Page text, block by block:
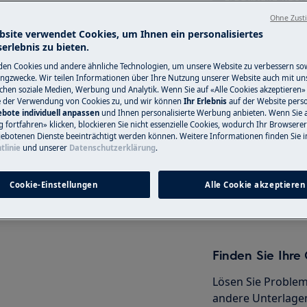
im Benutzerhandbuch
durchführen.
das Gerät und ziehe den
Service-
Haben Sie ein
nicht selbst lösen
Termin mit
Servicetechniker.
Service-
Finden Sie Ihre
Lösen Sie
andere
verwendet Cookies, um Ihnen ein personalisiertes
zu bieten.
Cookies und andere ähnliche Technologien, um unsere Website zu verbessern
Wir teilen Informationen über Ihre Nutzung unserer Website auch mit
soziale Medien, Werbung und Analytik. Wenn Sie auf «Alle Cookies
der Verwendung von Cookies zu, und wir können Ihr Erlebnis auf der Website
individuell anpassen und Ihnen personalisierte Werbung anbieten. Wenn Sie
fortfahren» klicken, blockieren Sie nicht essenzielle Cookies, wodurch Ihr
Dienste beeinträchtigt werden können. Weitere Informationen finden Sie
und unserer Datenschutzerklärung.
Cookie-Einstellungen Alle Cookie akzeptieren
Ohne